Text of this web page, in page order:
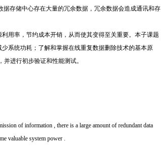
存储中心存在大量的冗余数据，冗余数据会造成通讯和存
用率，节约成本开销，从而使其变得至关重要。本子课题
系统功耗；了解和掌握在线重复数据删除技术的基本原
进行初步验证和性能测试。
of information , there is a large amount of redundant data
valuable system power .